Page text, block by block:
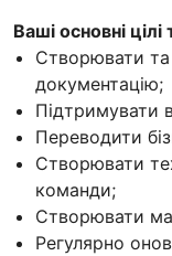
Ваші основні
Створювати
документацію;
Підтримувати
Переводити
Створювати
команди;
Створювати
Регулярно